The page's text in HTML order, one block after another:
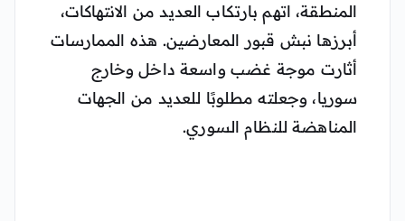
المنطقة، اتهم بارتكاب العديد من الانتهاكات،
أبرزها نبش قبور المعارضين. هذه الممارسات
أثارت موجة غضب واسعة داخل وخارج
سوريا، وجعلته مطلوبًا للعديد من الجهات
المناهضة للنظام السوري.